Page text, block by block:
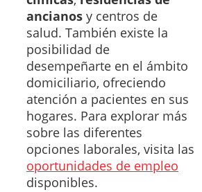
ancianos y centros de
salud. También existe la
posibilidad de
desempeñarte en el ámbito
domiciliario, ofreciendo
atención a pacientes en sus
hogares. Para explorar más
sobre las diferentes
opciones laborales, visita las
oportunidades de empleo
disponibles.